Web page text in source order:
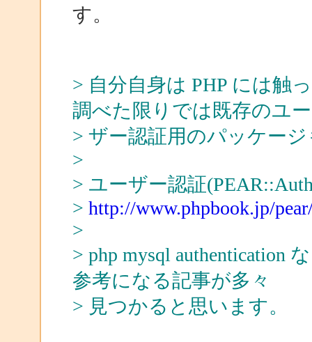
す。
> 自分自身は PHP には触
調べた限りでは既存のユー
> ザー認証用のパッケー
>
> ユーザー認証
> http://www.phpbook.jp/
>
> php mysql authentication
参考になる記事が多々
> 見つかると思います。